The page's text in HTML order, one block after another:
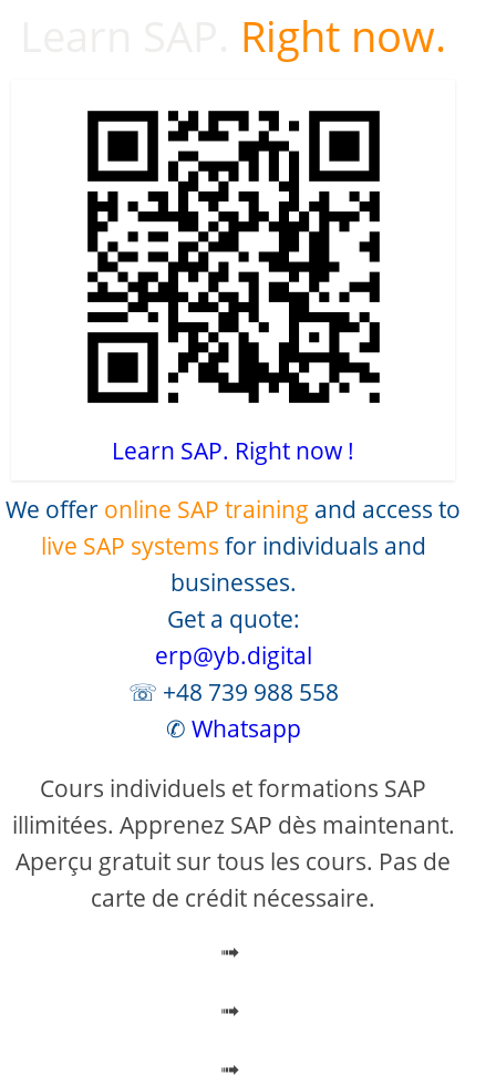
Right now.
Learn SAP. Right now !
We offer online SAP training and access to
live SAP systems for individuals and
businesses.
Get a quote:
erp@yb.digital
☏ +48 739 988 558
✆ Whatsapp
Cours individuels et formations SAP
illimitées. Apprenez SAP dès maintenant.
Aperçu gratuit sur tous les cours. Pas de
carte de crédit nécessaire.
➟
➟
➟